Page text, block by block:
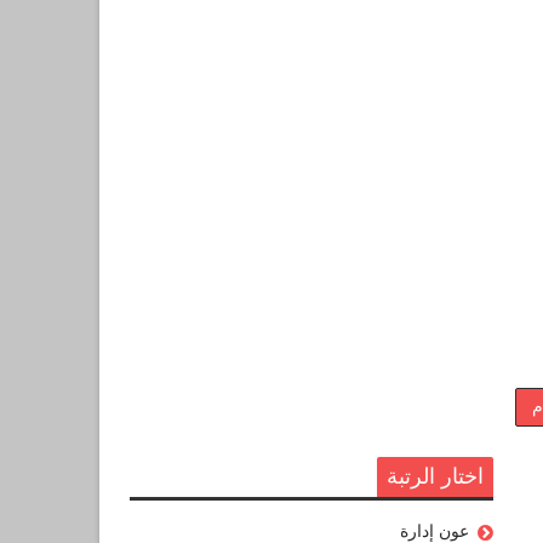
اختار الرتبة
عون إدارة